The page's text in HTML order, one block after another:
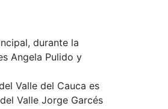
durante la
Angela Pulido y
Valle del Cauca es
Valle Jorge Garcés